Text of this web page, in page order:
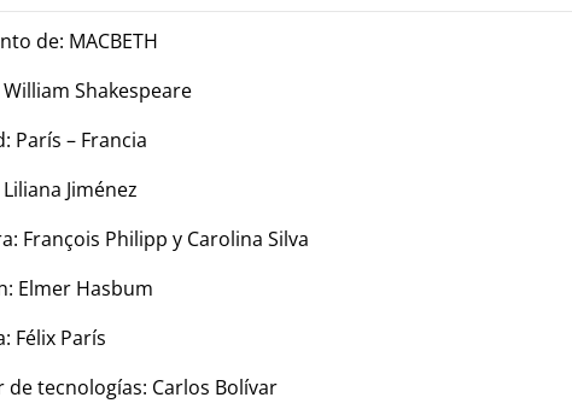
de: MACBETH
Shakespeare
París – Francia
Jiménez
François Philipp y Carolina Silva
Elmer Hasbum
Félix París
de tecnologías: Carlos Bolívar